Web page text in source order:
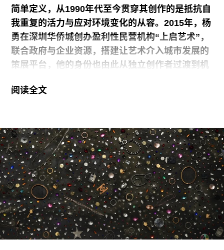
关注我们
简单定义，从1990年代至今贯穿其创作的是抵抗自
我重复的活力与应对环境变化的从容。2015年，杨
勇在深圳华侨城创办盈利性民营机构“上启艺术”，
联合政府与企业资源，搭建让艺术介入城市发展的
策展平台，他的身份也由此从独立创作者过渡到机
平行板块“上启办事处”在深圳市当代艺术与城市规
月7日。
我们最初面对深圳两馆的展览空间时，希望把展厅
的外部规划进来。金属围挡板、脚手架串联了不同
媒介的作品区域，给予展览如同深圳正在建设中的
街头感。我们将展览入口改造为一道被突破的门，
连接一条由单面灯箱拼接的隧道，让不同时期创作
的摄影在此共存。观众步入展厅后能看到灯箱裸露
阅读全文